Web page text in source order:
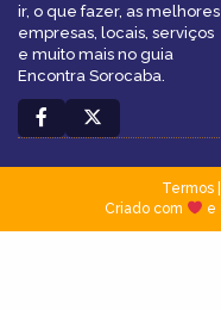
ir, o que fazer, as melhores
empresas, locais, serviços
e muito mais no guia
Encontra Sorocaba.
Termos|
Criado com
e